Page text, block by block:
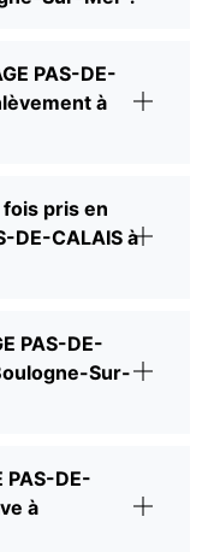
PAS-DE-
à
pris en
DE-CALAIS à
PAS-DE-
Sur-
PAS-DE-
à